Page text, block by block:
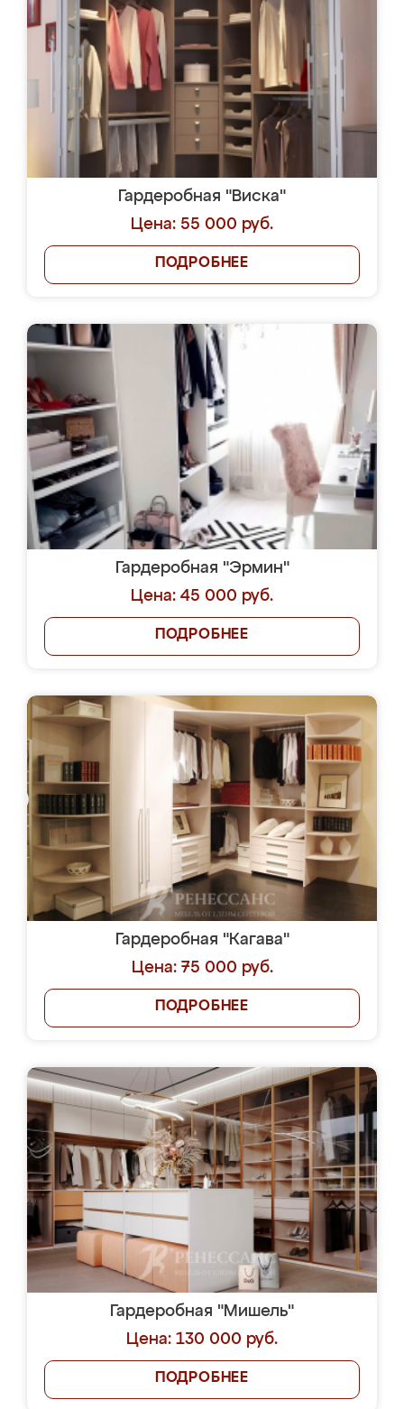
Гардеробная "Виска"
Цена: 55 000 руб.
ПОДРОБНЕЕ
Гардеробная "Эрмин"
Цена: 45 000 руб.
ПОДРОБНЕЕ
Гардеробная "Кагава"
Цена: 75 000 руб.
ПОДРОБНЕЕ
Гардеробная "Мишель"
Цена: 130 000 руб.
ПОДРОБНЕЕ